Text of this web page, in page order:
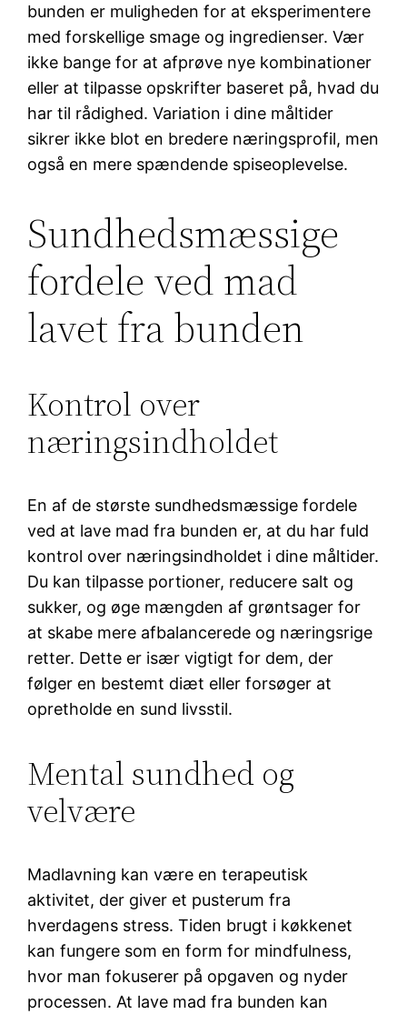
bunden er muligheden for at eksperimentere
med forskellige smage og ingredienser. Vær
ikke bange for at afprøve nye kombinationer
eller at tilpasse opskrifter baseret på, hvad du
har til rådighed. Variation i dine måltider
sikrer ikke blot en bredere næringsprofil, men
også en mere spændende spiseoplevelse.
Sundhedsmæssige
fordele ved mad
lavet fra bunden
Kontrol over
næringsindholdet
En af de største sundhedsmæssige fordele
ved at lave mad fra bunden er, at du har fuld
kontrol over næringsindholdet i dine måltider.
Du kan tilpasse portioner, reducere salt og
sukker, og øge mængden af grøntsager for
at skabe mere afbalancerede og næringsrige
retter. Dette er især vigtigt for dem, der
følger en bestemt diæt eller forsøger at
opretholde en sund livsstil.
Mental sundhed og
velvære
Madlavning kan være en terapeutisk
aktivitet, der giver et pusterum fra
hverdagens stress. Tiden brugt i køkkenet
kan fungere som en form for mindfulness,
hvor man fokuserer på opgaven og nyder
processen. At lave mad fra bunden kan